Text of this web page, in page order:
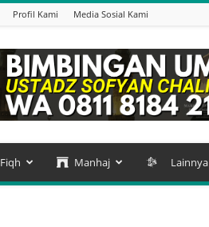
Profil Kami Media Sosial Kami
Manhaj Lainnya